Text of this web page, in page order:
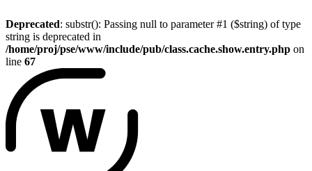
Deprecated: substr(): Passing null to parameter #1 ($string) of type
string is deprecated in
/home/proj/pse/www/include/pub/class.cache.show.entry.php on
line 67